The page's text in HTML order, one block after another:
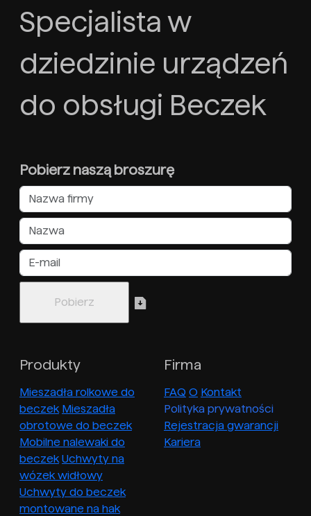
Specjalista w
dziedzinie urządzeń
do obsługi Beczek
Pobierz naszą broszurę
Produkty
Mieszadła rolkowe do
beczek Mieszadła
obrotowe do beczek
Mobilne nalewaki do
beczek Uchwyty na
wózek widłowy
Uchwyty do beczek
montowane na hak
Firma
FAQ O Kontakt
Polityka prywatności
Rejestracja gwarancji
Kariera